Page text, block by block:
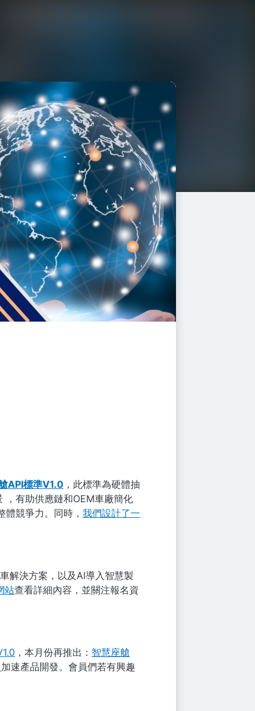
API標準V1.0 ，此標準為硬體抽
有助供應鏈和OEM車廠簡化
競爭力。同時， 我們設計了一
解決方案，以及AI導入智慧製
站查看詳細內容，並關注報名資
，本月份再推出： 智慧座艙
速產品開發。會員們若有興趣